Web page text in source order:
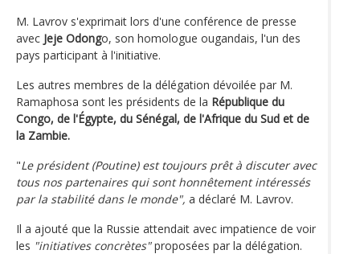
M. Lavrov s'exprimait lors d'une conférence de presse
avec Jeje Odongo, son homologue ougandais, l'un des
pays participant à l'initiative.
Les autres membres de la délégation dévoilée par M.
Ramaphosa sont les présidents de la République du
Congo, de l'Égypte, du Sénégal, de l'Afrique du Sud et de
la Zambie.
"Le président (Poutine) est toujours prêt à discuter avec
tous nos partenaires qui sont honnêtement intéressés
par la stabilité dans le monde", a déclaré M. Lavrov.
Il a ajouté que la Russie attendait avec impatience de voir
les "initiatives concrètes"proposées par la délégation.